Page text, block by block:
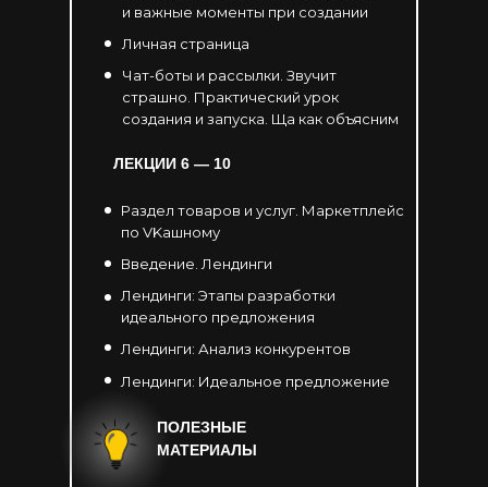
ЛЕКЦИИ 6 — 10
ПОЛЕЗНЫЕ
МАТЕРИАЛЫ
и важные моменты при создании
Раздел товаров и услуг. Маркетплейс
по VKашному
Лендинги: Этапы разработки
идеального предложения
Введение. Лендинги
Личная страница
Чат-боты и рассылки. Звучит
страшно. Практический урок
создания и запуска. Ща как объясним
Лендинги: Анализ конкурентов
Лендинги: Идеальное предложение